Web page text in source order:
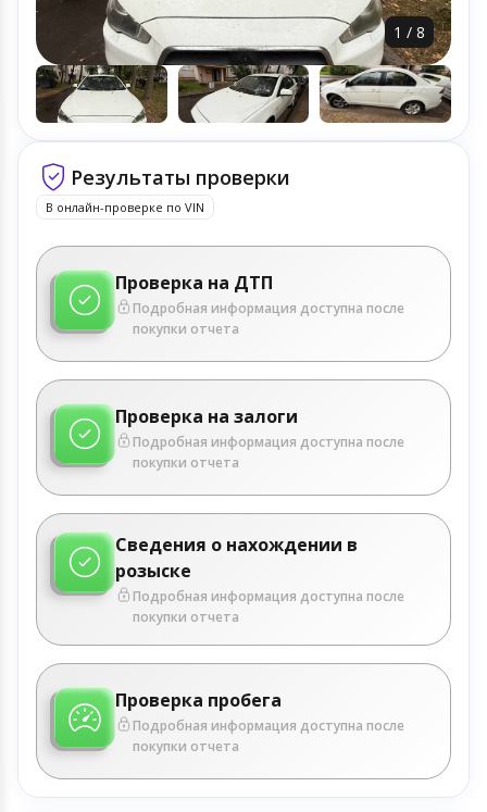
1 / 8
Результаты проверки
В онлайн-проверке по VIN
Проверка на ДТП
Подробная информация доступна после
покупки отчета
Проверка на залоги
Подробная информация доступна после
покупки отчета
Сведения о нахождении в
розыске
Подробная информация доступна после
покупки отчета
Проверка пробега
Подробная информация доступна после
покупки отчета